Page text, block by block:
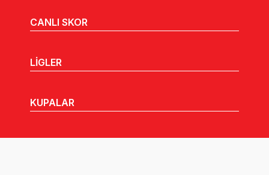
CANLI SKOR
LİGLER
KUPALAR